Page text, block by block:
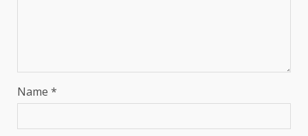
Name *